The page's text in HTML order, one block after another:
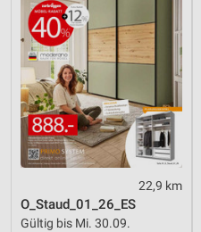
22,9 km
O_Staud_01_26_ES
Gültig bis Mi. 30.09.